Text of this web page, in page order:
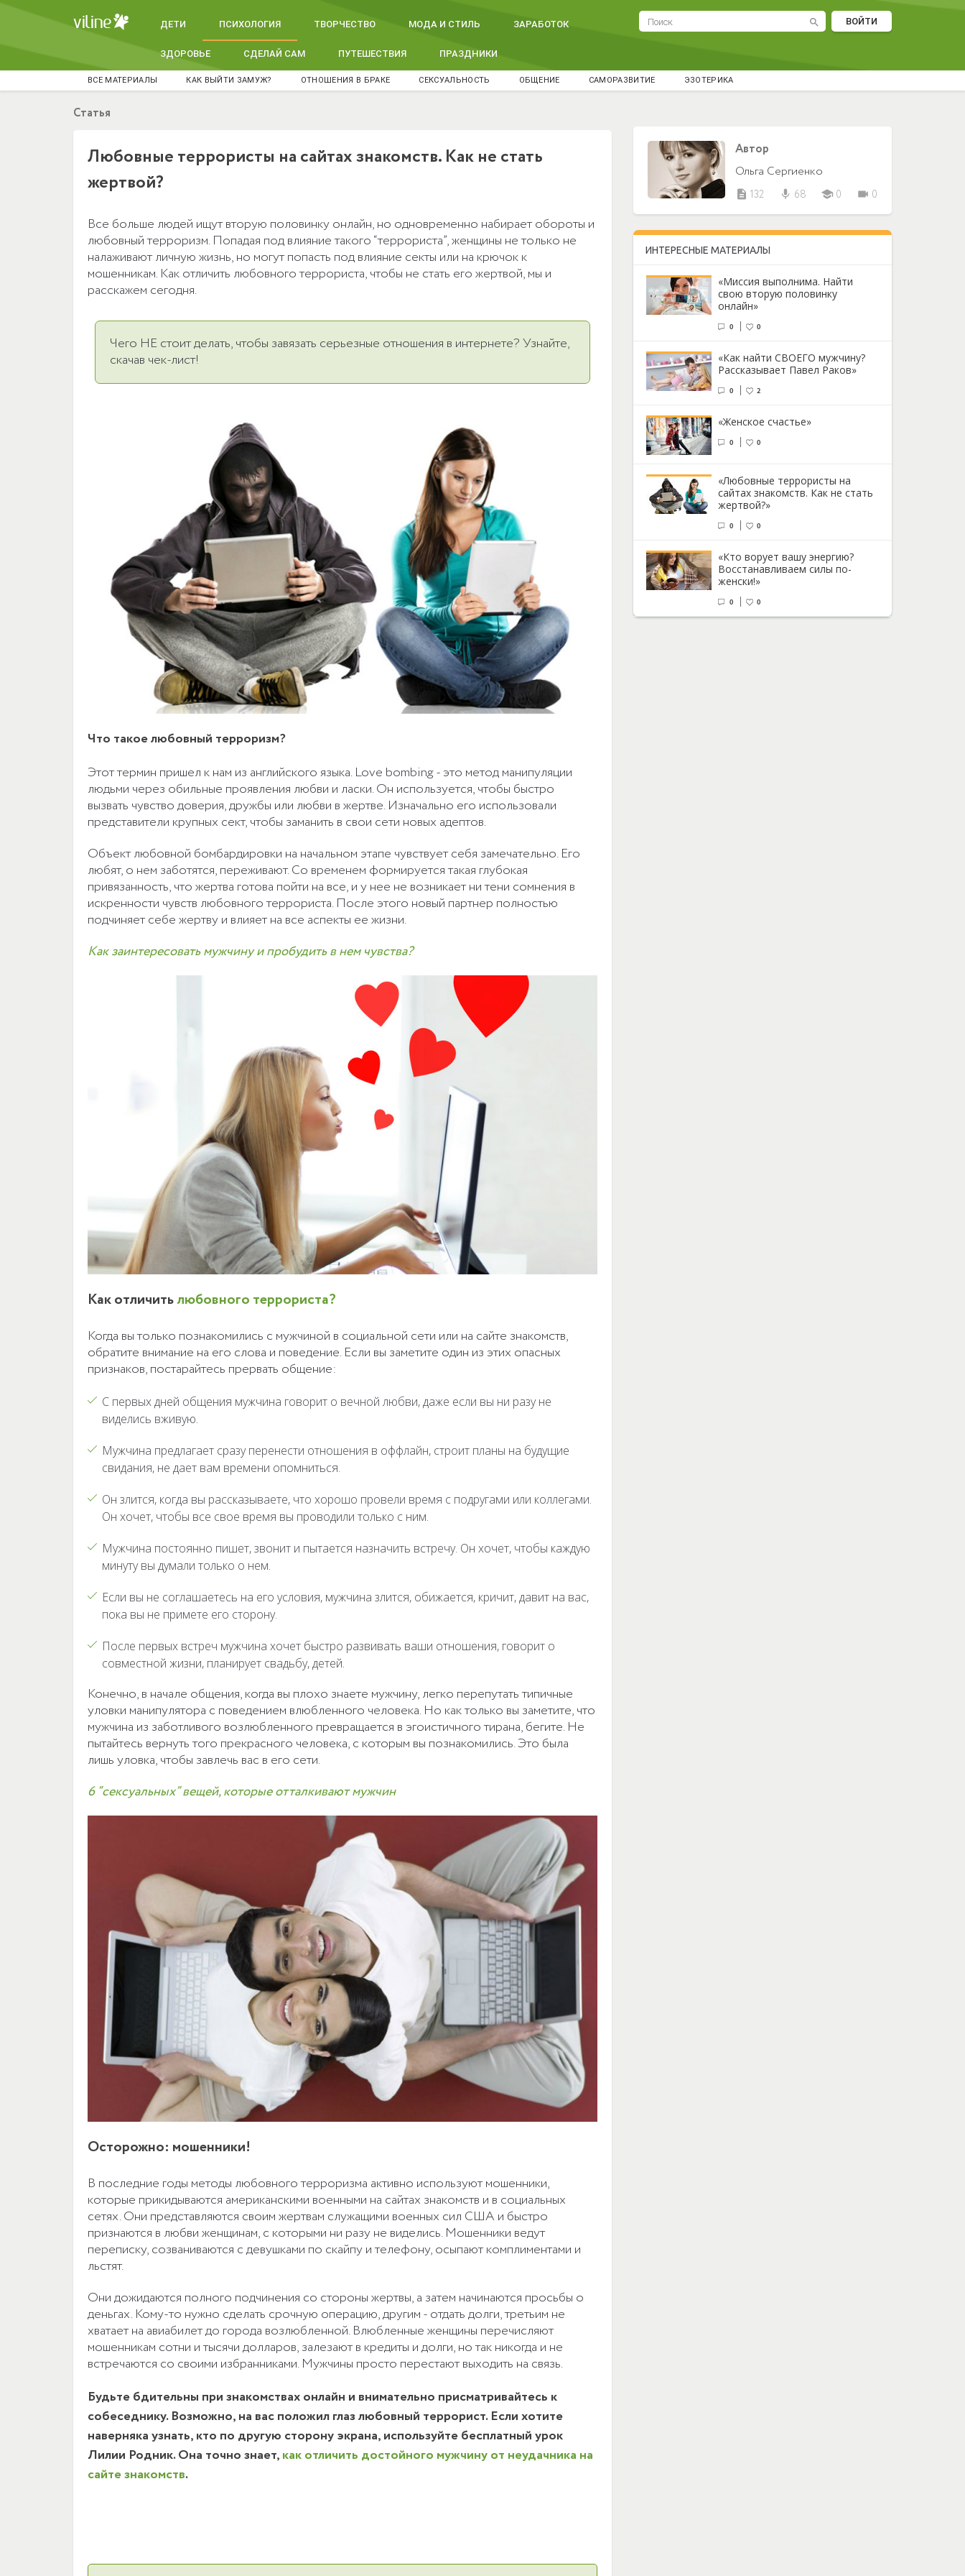
ДЕТИ ПСИХОЛОГИЯ ТВОРЧЕСТВО МОДА И СТИЛЬ ЗАРАБОТОК
ЗДОРОВЬЕ СДЕЛАЙ САМ ПУТЕШЕСТВИЯ ПРАЗДНИКИ
search ВОЙТИ
ВСЕ МАТЕРИАЛЫ КАК ВЫЙТИ ЗАМУЖ? ОТНОШЕНИЯ В БРАКЕ СЕКСУАЛЬНОСТЬ ОБЩЕНИЕ САМОРАЗВИТИЕ ЭЗОТЕРИКА
Статья
Любовные террористы на сайтах знакомств. Как не стать
жертвой?
Все больше людей ищут вторую половинку онлайн, но одновременно набирает обороты и
любовный терроризм. Попадая под влияние такого “террориста”, женщины не только не
налаживают личную жизнь, но могут попасть под влияние секты или на крючок к
мошенникам. Как отличить любовного террориста, чтобы не стать его жертвой, мы и
расскажем сегодня.
Чего НЕ стоит делать, чтобы завязать серьезные отношения в интернете? Узнайте,
скачав чек-лист!
Что такое любовный терроризм?
Этот термин пришел к нам из английского языка. Love bombing - это метод манипуляции
людьми через обильные проявления любви и ласки. Он используется, чтобы быстро
вызвать чувство доверия, дружбы или любви в жертве. Изначально его использовали
представители крупных сект, чтобы заманить в свои сети новых адептов.
Объект любовной бомбардировки на начальном этапе чувствует себя замечательно. Его
любят, о нем заботятся, переживают. Со временем формируется такая глубокая
привязанность, что жертва готова пойти на все, и у нее не возникает ни тени сомнения в
искренности чувств любовного террориста. После этого новый партнер полностью
подчиняет себе жертву и влияет на все аспекты ее жизни.
Как заинтересовать мужчину и пробудить в нем чувства?
Как отличитьлюбовного террориста?
Когда вы только познакомились с мужчиной в социальной сети или на сайте знакомств,
обратите внимание на его слова и поведение. Если вы заметите один из этих опасных
признаков, постарайтесь прервать общение:
С первых дней общения мужчина говорит о вечной любви, даже если вы ни разу не
виделись вживую.
Мужчина предлагает сразу перенести отношения в оффлайн, строит планы на будущие
свидания, не дает вам времени опомниться.
Он злится, когда вы рассказываете, что хорошо провели время с подругами или коллегами.
Он хочет, чтобы все свое время вы проводили только с ним.
Мужчина постоянно пишет, звонит и пытается назначить встречу. Он хочет, чтобы каждую
минуту вы думали только о нем.
Если вы не соглашаетесь на его условия, мужчина злится, обижается, кричит, давит на вас,
пока вы не примете его сторону.
После первых встреч мужчина хочет быстро развивать ваши отношения, говорит о
совместной жизни, планирует свадьбу, детей.
Конечно, в начале общения, когда вы плохо знаете мужчину, легко перепутать типичные
уловки манипулятора с поведением влюбленного человека. Но как только вы заметите, что
мужчина из заботливого возлюбленного превращается в эгоистичного тирана, бегите. Не
пытайтесь вернуть того прекрасного человека, с которым вы познакомились. Это была
лишь уловка, чтобы завлечь вас в его сети.
6 “сексуальных” вещей, которые отталкивают мужчин
Осторожно: мошенники!
В последние годы методы любовного терроризма активно используют мошенники,
которые прикидываются американскими военными на сайтах знакомств и в социальных
сетях. Они представляются своим жертвам служащими военных сил США и быстро
признаются в любви женщинам, с которыми ни разу не виделись. Мошенники ведут
переписку, созваниваются с девушками по скайпу и телефону, осыпают комплиментами и
льстят.
Они дожидаются полного подчинения со стороны жертвы, а затем начинаются просьбы о
деньгах. Кому-то нужно сделать срочную операцию, другим - отдать долги, третьим не
хватает на авиабилет до города возлюбленной. Влюбленные женщины перечисляют
мошенникам сотни и тысячи долларов, залезают в кредиты и долги, но так никогда и не
встречаются со своими избранниками. Мужчины просто перестают выходить на связь.
Будьте бдительны при знакомствах онлайн и внимательно присматривайтесь к
собеседнику. Возможно, на вас положил глаз любовный террорист. Если хотите
наверняка узнать, кто по другую сторону экрана, используйте бесплатный урок
Лилии Родник. Она точно знает,как отличить достойного мужчину от неудачника на
сайте знакомств.
Автор
Ольга Сергиенко
description 132 mic 68 school 0 videocam 0
ИНТЕРЕСНЫЕ МАТЕРИАЛЫ
«Миссия выполнима. Найти
свою вторую половинку
онлайн»
0 0
«Как найти СВОЕГО мужчину?
Рассказывает Павел Раков»
0 2
«Женское счастье»
0 0
«Любовные террористы на
сайтах знакомств. Как не стать
жертвой?»
0 0
«Кто ворует вашу энергию?
Восстанавливаем силы по-
женски!»
0 0